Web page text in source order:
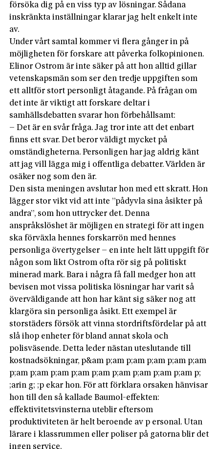
försöka dig på en viss typ av lösningar. Sådana
inskränkta inställningar klarar jag helt enkelt inte
av.
Under vårt samtal kommer vi flera gånger in på
möjligheten för forskare att påverka folkopinionen.
Elinor Ostrom är inte säker på att hon alltid gillar
vetenskapsmän som ser den tredje uppgiften som
ett alltför stort personligt åtagande. På frågan om
det inte är viktigt att forskare deltar i
samhällsdebatten svarar hon förbehållsamt:
– Det är en svår fråga. Jag tror inte att det enbart
finns ett svar. Det beror väldigt mycket på
omständigheterna. Personligen har jag aldrig känt
att jag vill lägga mig i offentliga debatter. Världen är
osäker nog som den är.
Den sista meningen avslutar hon med ett skratt. Hon
lägger stor vikt vid att inte ”pådyvla sina åsikter på
andra”, som hon uttrycker det. Denna
anspråkslöshet är möjligen en strategi för att ingen
ska förväxla hennes forskarrön med hennes
personliga övertygelser – en inte helt lätt uppgift för
någon som likt Ostrom ofta rör sig på politiskt
minerad mark. Bara i några få fall medger hon att
bevisen mot vissa politiska lösningar har varit så
överväldigande att hon har känt sig säker nog att
klargöra sin personliga åsikt. Ett exempel är
storstäders försök att vinna stordriftsfördelar på att
slå ihop enheter för bland annat skola och
polisväsende. Detta leder nästan uteslutande till
kostnadsökningar, p&am p;am p;am p;am p;am p;am
p;am p;am p;am p;am p;am p;am p;am p;am p;am p;
;arin g; ;p ekar hon. För att förklara orsaken hänvisar
hon till den så kallade Baumol-effekten:
effektivitetsvinsterna uteblir eftersom
produktiviteten är helt beroende av p ersonal. Utan
lärare i klassrummen eller poliser på gatorna blir det
ingen service.